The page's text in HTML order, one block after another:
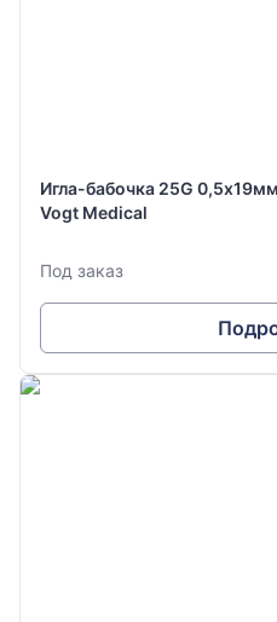
Игла-бабочка 25G
Vogt Medical
Под заказ